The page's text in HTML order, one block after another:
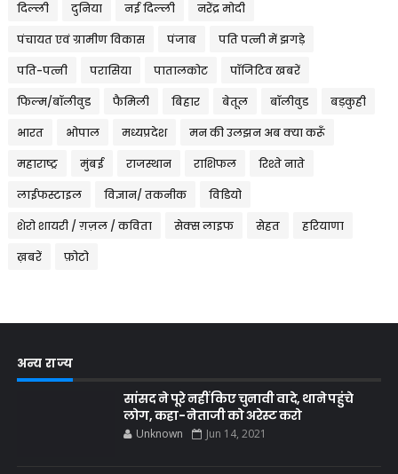
दिल्ली दुनिया नई दिल्ली नरेंद्र मोदी
पंचायत एवं ग्रामीण विकास पंजाब पति पत्नी में झगड़े
पति-पत्नी परासिया पातालकोट पॉजिटिव खबरें
फिल्म/बॉलीवुड फैमिली बिहार बेतूल बॉलीवुड बड़कुही
भारत भोपाल मध्यप्रदेश मन की उलझन अब क्या करूँ
महाराष्ट्र मुंबई राजस्थान राशिफल रिश्ते नाते
लाईफस्टाइल विज्ञान/ तकनीक विडियो
शेरो शायरी / ग़ज़ल / कविता सेक्स लाइफ सेहत हरियाणा
ख़बरें फ़ोटो
अन्य राज्य
सांसद ने पूरे नहीं किए चुनावी वादे, थाने पहुंचे
लोग, कहा- नेताजी को अरेस्ट करो
Unknown Jun 14, 2021